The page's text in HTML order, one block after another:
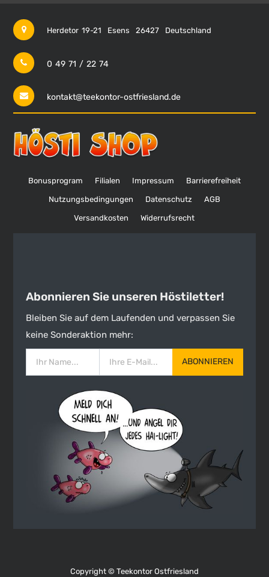
Herdetor 19-21 Esens 26427 Deutschland
0 49 71 / 22 74
kontakt@teekontor-ostfriesland.de
Bonusprogram Filialen Impressum Barrierefreiheit
Nutzungsbedingungen Datenschutz AGB
Versandkosten Widerrufsrecht
Abonnieren Sie unseren Höstiletter!
Bleiben Sie auf dem Laufenden und verpassen Sie
keine Sonderaktion mehr:
ABONNIEREN
Copyright © Teekontor Ostfriesland